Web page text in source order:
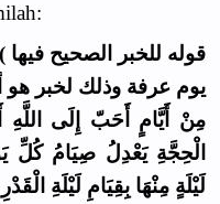
قوله للخبر الصحيح
يوم عرفة وذلك لخبر هو
مِنْ أَيَّامٍ أَحَبّ إِلَى
الْحِجَّةِ يَعْدِلُ صِيَامُ كُلِّ
لَيْلَةٍ مِنْهَا بِقِيَامِ لَيْلَةِ الْقَدْرِ